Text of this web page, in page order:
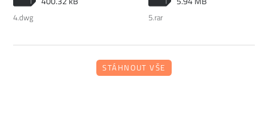
4.dwg 5.rar
STÁHNOUT VŠE